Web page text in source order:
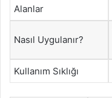
Alanlar
Nasıl Uygulanır?
Kullanım Sıklığı